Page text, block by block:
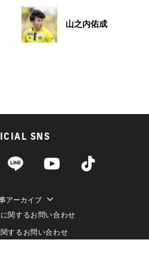
山之内佑成
SNS
アーカイブ
関するお問い合わせ
するお問い合わせ